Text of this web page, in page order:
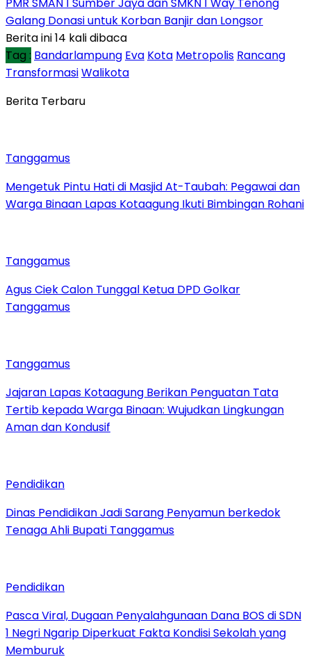
Galang Donasi untuk Korban Banjir dan Longsor
Berita ini 14 kali dibaca
Tag : Bandarlampung Eva Kota Metropolis Rancang
TransformasiWalikota
Berita Terbaru
Tanggamus
Mengetuk Pintu Hati di Masjid At-Taubah: Pegawai dan
Warga Binaan Lapas Kotaagung Ikuti Bimbingan Rohani
Tanggamus
Agus Ciek Calon Tunggal Ketua DPD Golkar
Tanggamus
Tanggamus
Jajaran Lapas Kotaagung Berikan Penguatan Tata
Tertib kepada Warga Binaan: Wujudkan Lingkungan
Aman dan Kondusif
Pendidikan
Dinas Pendidikan Jadi Sarang Penyamun berkedok
Tenaga Ahli Bupati Tanggamus
Pendidikan
Pasca Viral, Dugaan Penyalahgunaan Dana BOS di SDN
1 Negri Ngarip Diperkuat Fakta Kondisi Sekolah yang
Memburuk